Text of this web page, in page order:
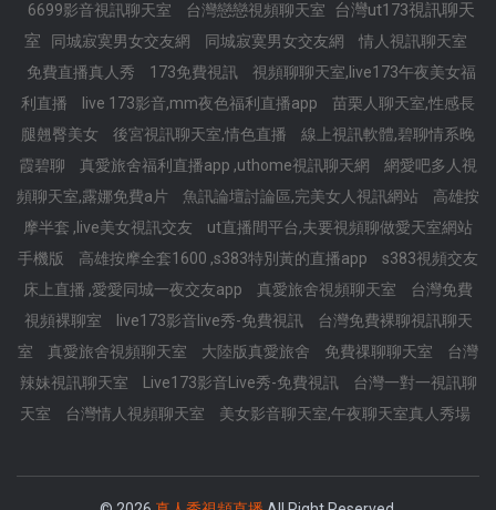
6699影音視訊聊天室
台灣戀戀視頻聊天室
台灣ut173視訊聊天
室
同城寂寞男女交友網 同城寂寞男女交友網
情人視訊聊天室
免費直播真人秀
173免費視訊
視頻聊聊天室,live173午夜美女福
利直播
live 173影音,mm夜色福利直播app
苗栗人聊天室,性感長
腿翹臀美女
後宮視訊聊天室,情色直播
線上視訊軟體,碧聊情系晚
霞碧聊
真愛旅舍福利直播app ,uthome視訊聊天網
網愛吧多人視
頻聊天室,露娜免費a片
魚訊論壇討論區,完美女人視訊網站
高雄按
摩半套 ,live美女視訊交友
ut直播間平台,夫要視頻聊做愛天室網站
手機版
高雄按摩全套1600 ,s383特別黃的直播app
s383視頻交友
床上直播 ,愛愛同城一夜交友app
真愛旅舍視頻聊天室
台灣免費
視頻裸聊室
live173影音live秀-免費視訊
台灣免費裸聊視訊聊天
室
真愛旅舍視頻聊天室 大陸版真愛旅舍 免費祼聊聊天室
台灣
辣妹視訊聊天室
Live173影音Live秀-免費視訊
台灣一對一視訊聊
天室
台灣情人視頻聊天室 美女影音聊天室,午夜聊天室真人秀場